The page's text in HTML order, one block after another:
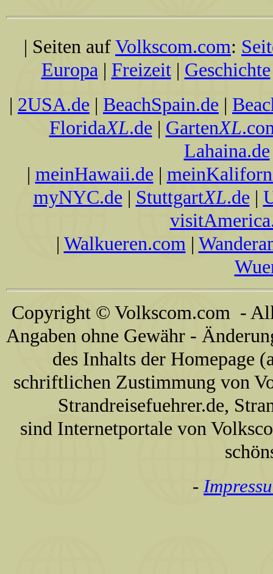
| Seiten aufVolkscom.com:
Europa | Freizeit| Geschichte
| 2USA.de | BeachSpain.de |
FloridaXL.de | GartenXL
Lahaina.de
| meinHawaii.de |
myNYC.de | StuttgartXL.de |
| Walkueren.com |
Copyright © Volkscom.com -
Angaben ohne Gewähr -
des Inhalts der Homepage
schriftlichen Zustimmung von
Strandreisefuehrer.de,
sind Internetportale von
-